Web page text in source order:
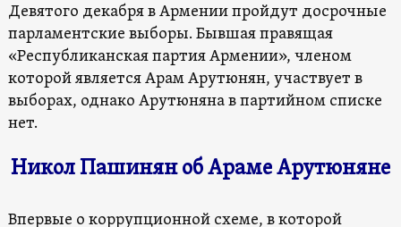
Девятого декабря в Армении пройдут досрочные
парламентские выборы. Бывшая правящая
«Республиканская партия Армении», членом
которой является Арам Арутюнян, участвует в
выборах, однако Арутюняна в партийном списке
нет.
Никол Пашинян об Араме Арутюняне
Впервые о коррупционной схеме, в которой